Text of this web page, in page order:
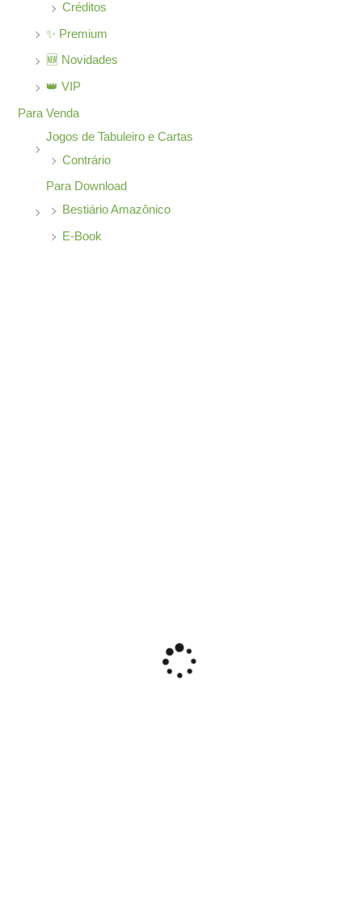
Créditos
✨ Premium
🆕 Novidades
👑 VIP
Para Venda
Jogos de Tabuleiro e Cartas
Contrário
Para Download
Bestiário Amazônico
E-Book